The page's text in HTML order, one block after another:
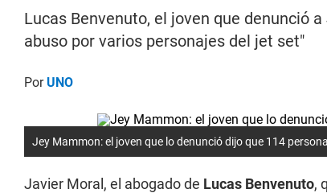
Lucas Benvenuto, el joven que denunció
abuso por varios personajes del jet set"
PorUNO
Jey Mammon: el joven que lo denunció dijo que 114
Javier Moral, el abogado de Lucas Benvenuto,